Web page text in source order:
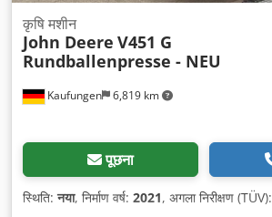
Kaufungen 6,819 km
कृषि मशीन
John Deere V451 G
Rundballenpresse - NEU
पूछना
स्थिति:नया, निर्माण वर्ष: 2021, अगला निरीक्षण (TÜV):